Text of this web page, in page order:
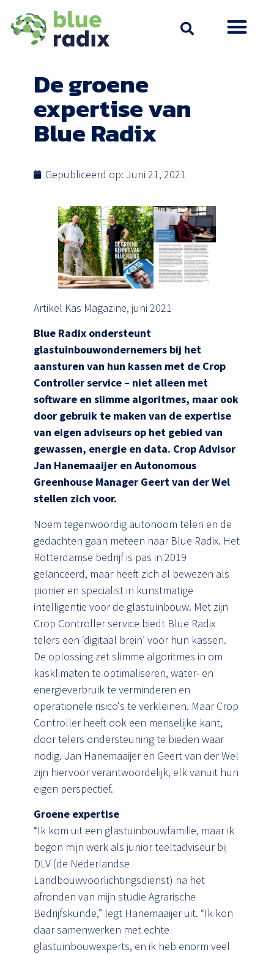
De groene
expertise van
Blue Radix
Gepubliceerd op: Juni 21, 2021
Artikel Kas Magazine, juni 2021
Blue Radix ondersteunt
glastuinbouwondernemers bij het
aansturen van hun kassen met de Crop
Controller service – niet alleen met
software en slimme algoritmes, maar ook
door gebruik te maken van de expertise
van eigen adviseurs op het gebied van
gewassen, energie en data. Crop Advisor
Jan Hanemaaijer en Autonomous
Greenhouse Manager Geert van der Wel
stellen zich voor.
Noem tegenwoordig autonoom telen en de
gedachten gaan meteen naar Blue Radix. Het
Rotterdamse bedrijf is pas in 2019
gelanceerd, maar heeft zich al bewezen als
pionier en specialist in kunstmatige
intelligentie voor de glastuinbouw. Met zijn
Crop Controller service biedt Blue Radix
telers een ‘digitaal brein’ voor hun kassen.
De oplossing zet slimme algoritmes in om
kasklimaten te optimaliseren, water- en
energieverbruik te verminderen en
operationele risico's te verkleinen. Maar Crop
Controller heeft ook een menselijke kant,
door telers ondersteuning te bieden waar
nodig. Jan Hanemaaijer en Geert van der Wel
zijn hiervoor verantwoordelijk, elk vanuit hun
eigen perspectief.
Groene expertise
“Ik kom uit een glastuinbouwfamilie, maar ik
begon mijn werk als junior teeltadviseur bij
DLV (de Nederlandse
Landbouwvoorlichtingsdienst) na het
afronden van mijn studie Agrarische
Bedrijfskunde,” legt Hanemaaijer uit. “Ik kon
daar samenwerken met echte
glastuinbouwexperts, en ik heb enorm veel